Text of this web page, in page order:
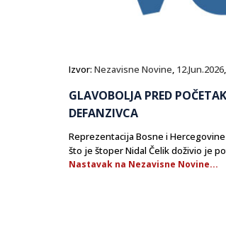
Izvor: Nezavisne Novine, 12.Jun.2026
GLAVOBOLJA PRED
DEFANZIVCA
Reprezentacija Bosne i
što je štoper Nidal Čelik doživio je
Nastavak na Nezavisne Novine...